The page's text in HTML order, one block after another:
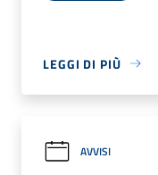
LEGGI DI PIÙ
AVVISI